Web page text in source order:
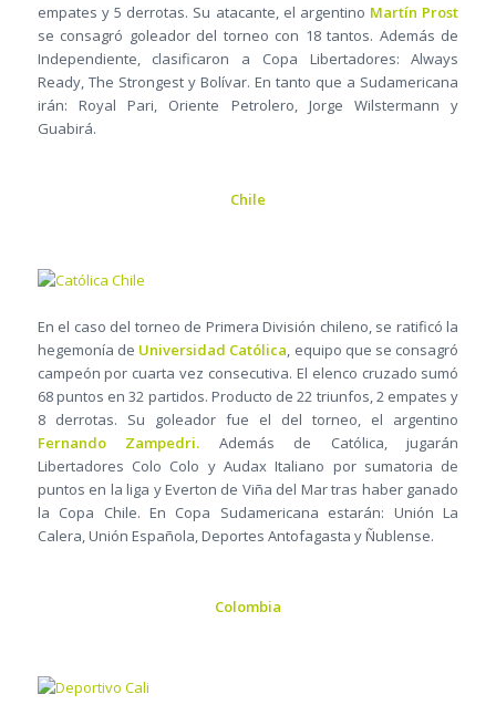
empates y 5 derrotas. Su atacante, el argentino Martín Prost
se consagró goleador del torneo con 18 tantos. Además de
Independiente, clasificaron a Copa Libertadores: Always
Ready, The Strongest y Bolívar. En tanto que a Sudamericana
irán: Royal Pari, Oriente Petrolero, Jorge Wilstermann y
Guabirá.
Chile
En el caso del torneo de Primera División chileno, se ratificó la
hegemonía de Universidad Católica, equipo que se consagró
campeón por cuarta vez consecutiva. El elenco cruzado sumó
68 puntos en 32 partidos. Producto de 22 triunfos, 2 empates y
8 derrotas. Su goleador fue el del torneo, el argentino
Fernando Zampedri. Además de Católica, jugarán
Libertadores Colo Colo y Audax Italiano por sumatoria de
puntos en la liga y Everton de Viña del Mar tras haber ganado
la Copa Chile. En Copa Sudamericana estarán: Unión La
Calera, Unión Española, Deportes Antofagasta y Ñublense.
Colombia